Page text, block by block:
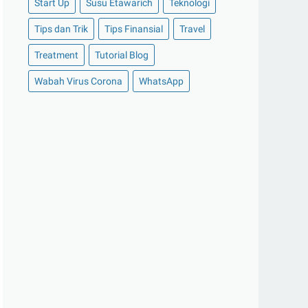
►November 2020(14)
►Oktober 2020 (11)
►September 2020(8)
►Agustus 2020
(13)
Start Up Susu Etawarich Teknologi
Tips dan Trik Tips Finansial Travel
Treatment Tutorial Blog
Wabah Virus Corona WhatsApp